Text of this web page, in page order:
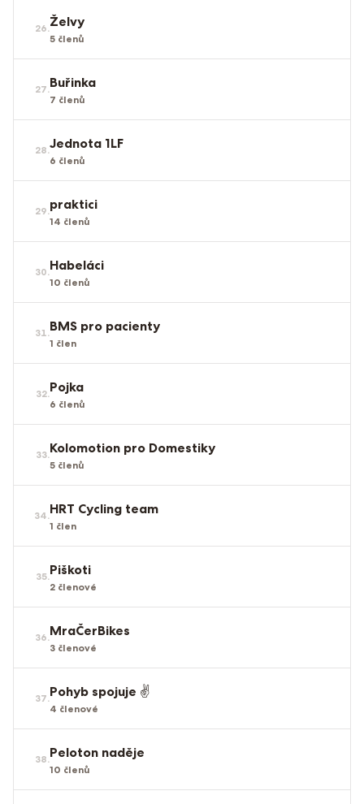
26.Želvy
5 členů
27.Buřinka
7 členů
28.Jednota 1LF
6 členů
29.praktici
14 členů
30.Habeláci
10 členů
31.BMS pro pacienty
1 člen
32.Pojka
6 členů
33.Kolomotion pro Domestiky
5 členů
34.HRT Cycling team
1 člen
35.Piškoti
2 členové
36.MraČerBikes
3 členové
37.Pohyb spojuje ✌️
4 členové
38.Peloton naděje
10 členů